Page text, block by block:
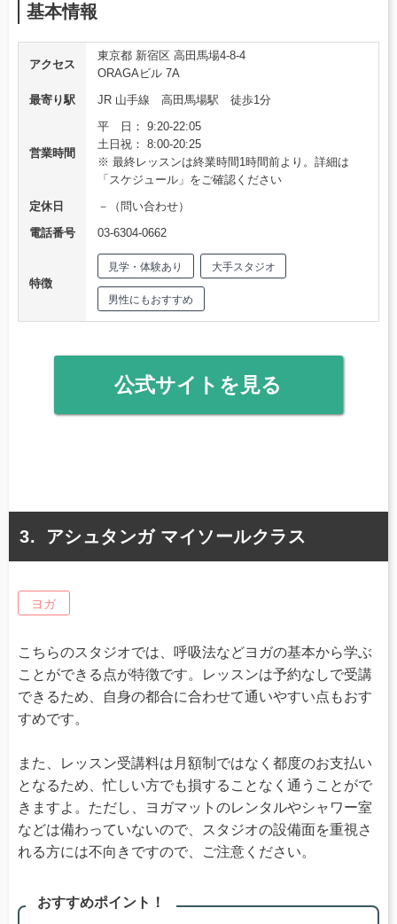
基本情報
アクセス
東京都 新宿区 高田馬場4-8-4
ORAGAビル 7A
最寄り駅
JR 山手線 高田馬場駅 徒歩1分
営業時間
平 日： 9:20-22:05
土日祝： 8:00-20:25
※ 最終レッスンは終業時間1時間前より。詳細は
「スケジュール」をご確認ください
定休日
－（問い合わせ）
電話番号
03-6304-0662
特徴
見学・体験あり 大手スタジオ
男性にもおすすめ
公式サイトを見る
アシュタンガ マイソールクラス
ヨガ
こちらのスタジオでは、呼吸法などヨガの基本から学ぶ
ことができる点が特徴です。レッスンは予約なしで受講
できるため、自身の都合に合わせて通いやすい点もおす
すめです。
また、レッスン受講料は月額制ではなく都度のお支払い
となるため、忙しい方でも損することなく通うことがで
きますよ。ただし、ヨガマットのレンタルやシャワー室
などは備わっていないので、スタジオの設備面を重視さ
れる方には不向きですので、ご注意ください。
おすすめポイント！